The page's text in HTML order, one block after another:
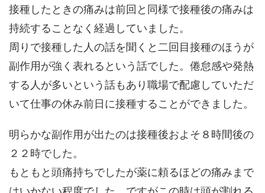
接種したときの痛みは前回と同様で接種後の痛みは
持続することなく経過していました。
周りで接種した人の話を聞くと二回目接種のほうが
副作用が強く表れるという話でした。倦怠感や発熱
する人が多いという話もあり職場で配慮していただ
いて仕事の休み前日に接種することができました。
明らかな副作用が出たのは接種後およそ８時間後の
２２時でした。
もともと頭痛持ちでしたが薬に頼るほどの痛みまで